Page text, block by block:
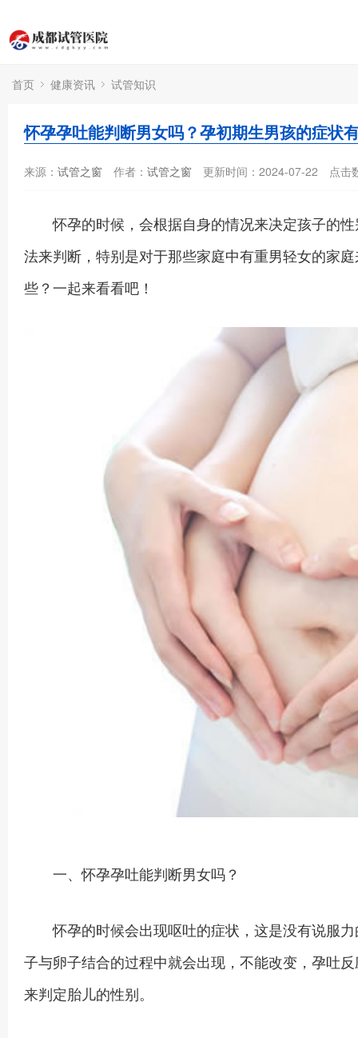
首页 健康资讯 试管知识
怀孕孕吐能判断男女吗？孕初期生男孩的症状
来源： 试管之窗 作者： 试管之窗 更新时间：2024-07-22 点击
怀孕的时候，会根据自身的情况来决定孩子的性
法来判断，特别是对于那些家庭中有重男轻女的家
些？一起来看看吧！
一、怀孕孕吐能判断男女吗？
怀孕的时候会出现呕吐的症状，这是没有说服力
子与卵子结合的过程中就会出现，不能改变，孕吐
来判定胎儿的性别。